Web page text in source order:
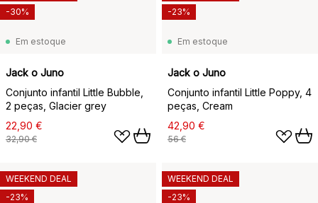
Em estoque
Jack o Juno
Conjunto infantil Little Bubble,
2 peças, Glacier grey
22,90 €
32,90 €
-30%
Em estoque
Jack o Juno
Conjunto infantil Little Poppy, 4
peças, Cream
42,90 €
56 €
-23%
WEEKEND DEAL
-23%
WEEKEND DEAL
-23%